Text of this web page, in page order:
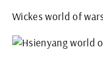
Wickes world of